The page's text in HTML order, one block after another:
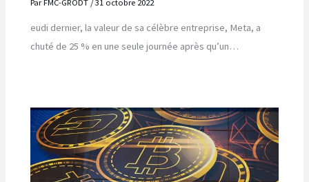
Par FMC-GRODT /31 octobre 2022
eudi dernier, la valeur de sa célèbre entreprise, Meta, a
chuté de 25 % en une seule journée après qu’un…